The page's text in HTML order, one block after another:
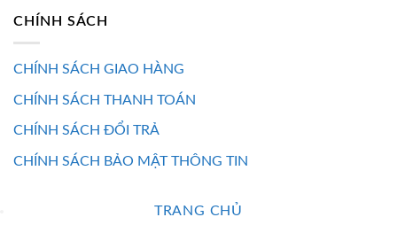
CHÍNH SÁCH
CHÍNH SÁCH GIAO HÀNG
CHÍNH SÁCH THANH TOÁN
CHÍNH SÁCH ĐỔI TRẢ
CHÍNH SÁCH BẢO MẬT THÔNG TIN
TRANG CHỦ